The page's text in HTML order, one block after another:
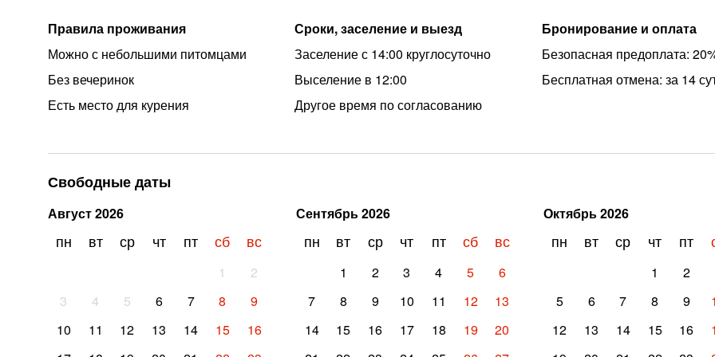
Правила проживания
Можно с небольшими питомцами
Без вечеринок
Есть место для курения
Сроки, заселение и выезд
Заселение с 14:00 круглосуточно
Выселение в 12:00
Другое время по согласованию
Бронирование и оплата
Безопасная предоплата:
Бесплатная отмена: за 14
Свободные даты
Август2026
пн вт ср чт пт сб вс
1
2
3
4 5 6 7 8
9
10
11 12 13 14 15
16
Сентябрь2026
пн вт ср чт пт сб вс
1 2 3 4 5
6
7
8 9 10 11 12
13
14
15 16 17 18 19
20
Октябрь2026
пн вт ср чт пт
1 2
5
6 7 8 9
12
13 14 15 16